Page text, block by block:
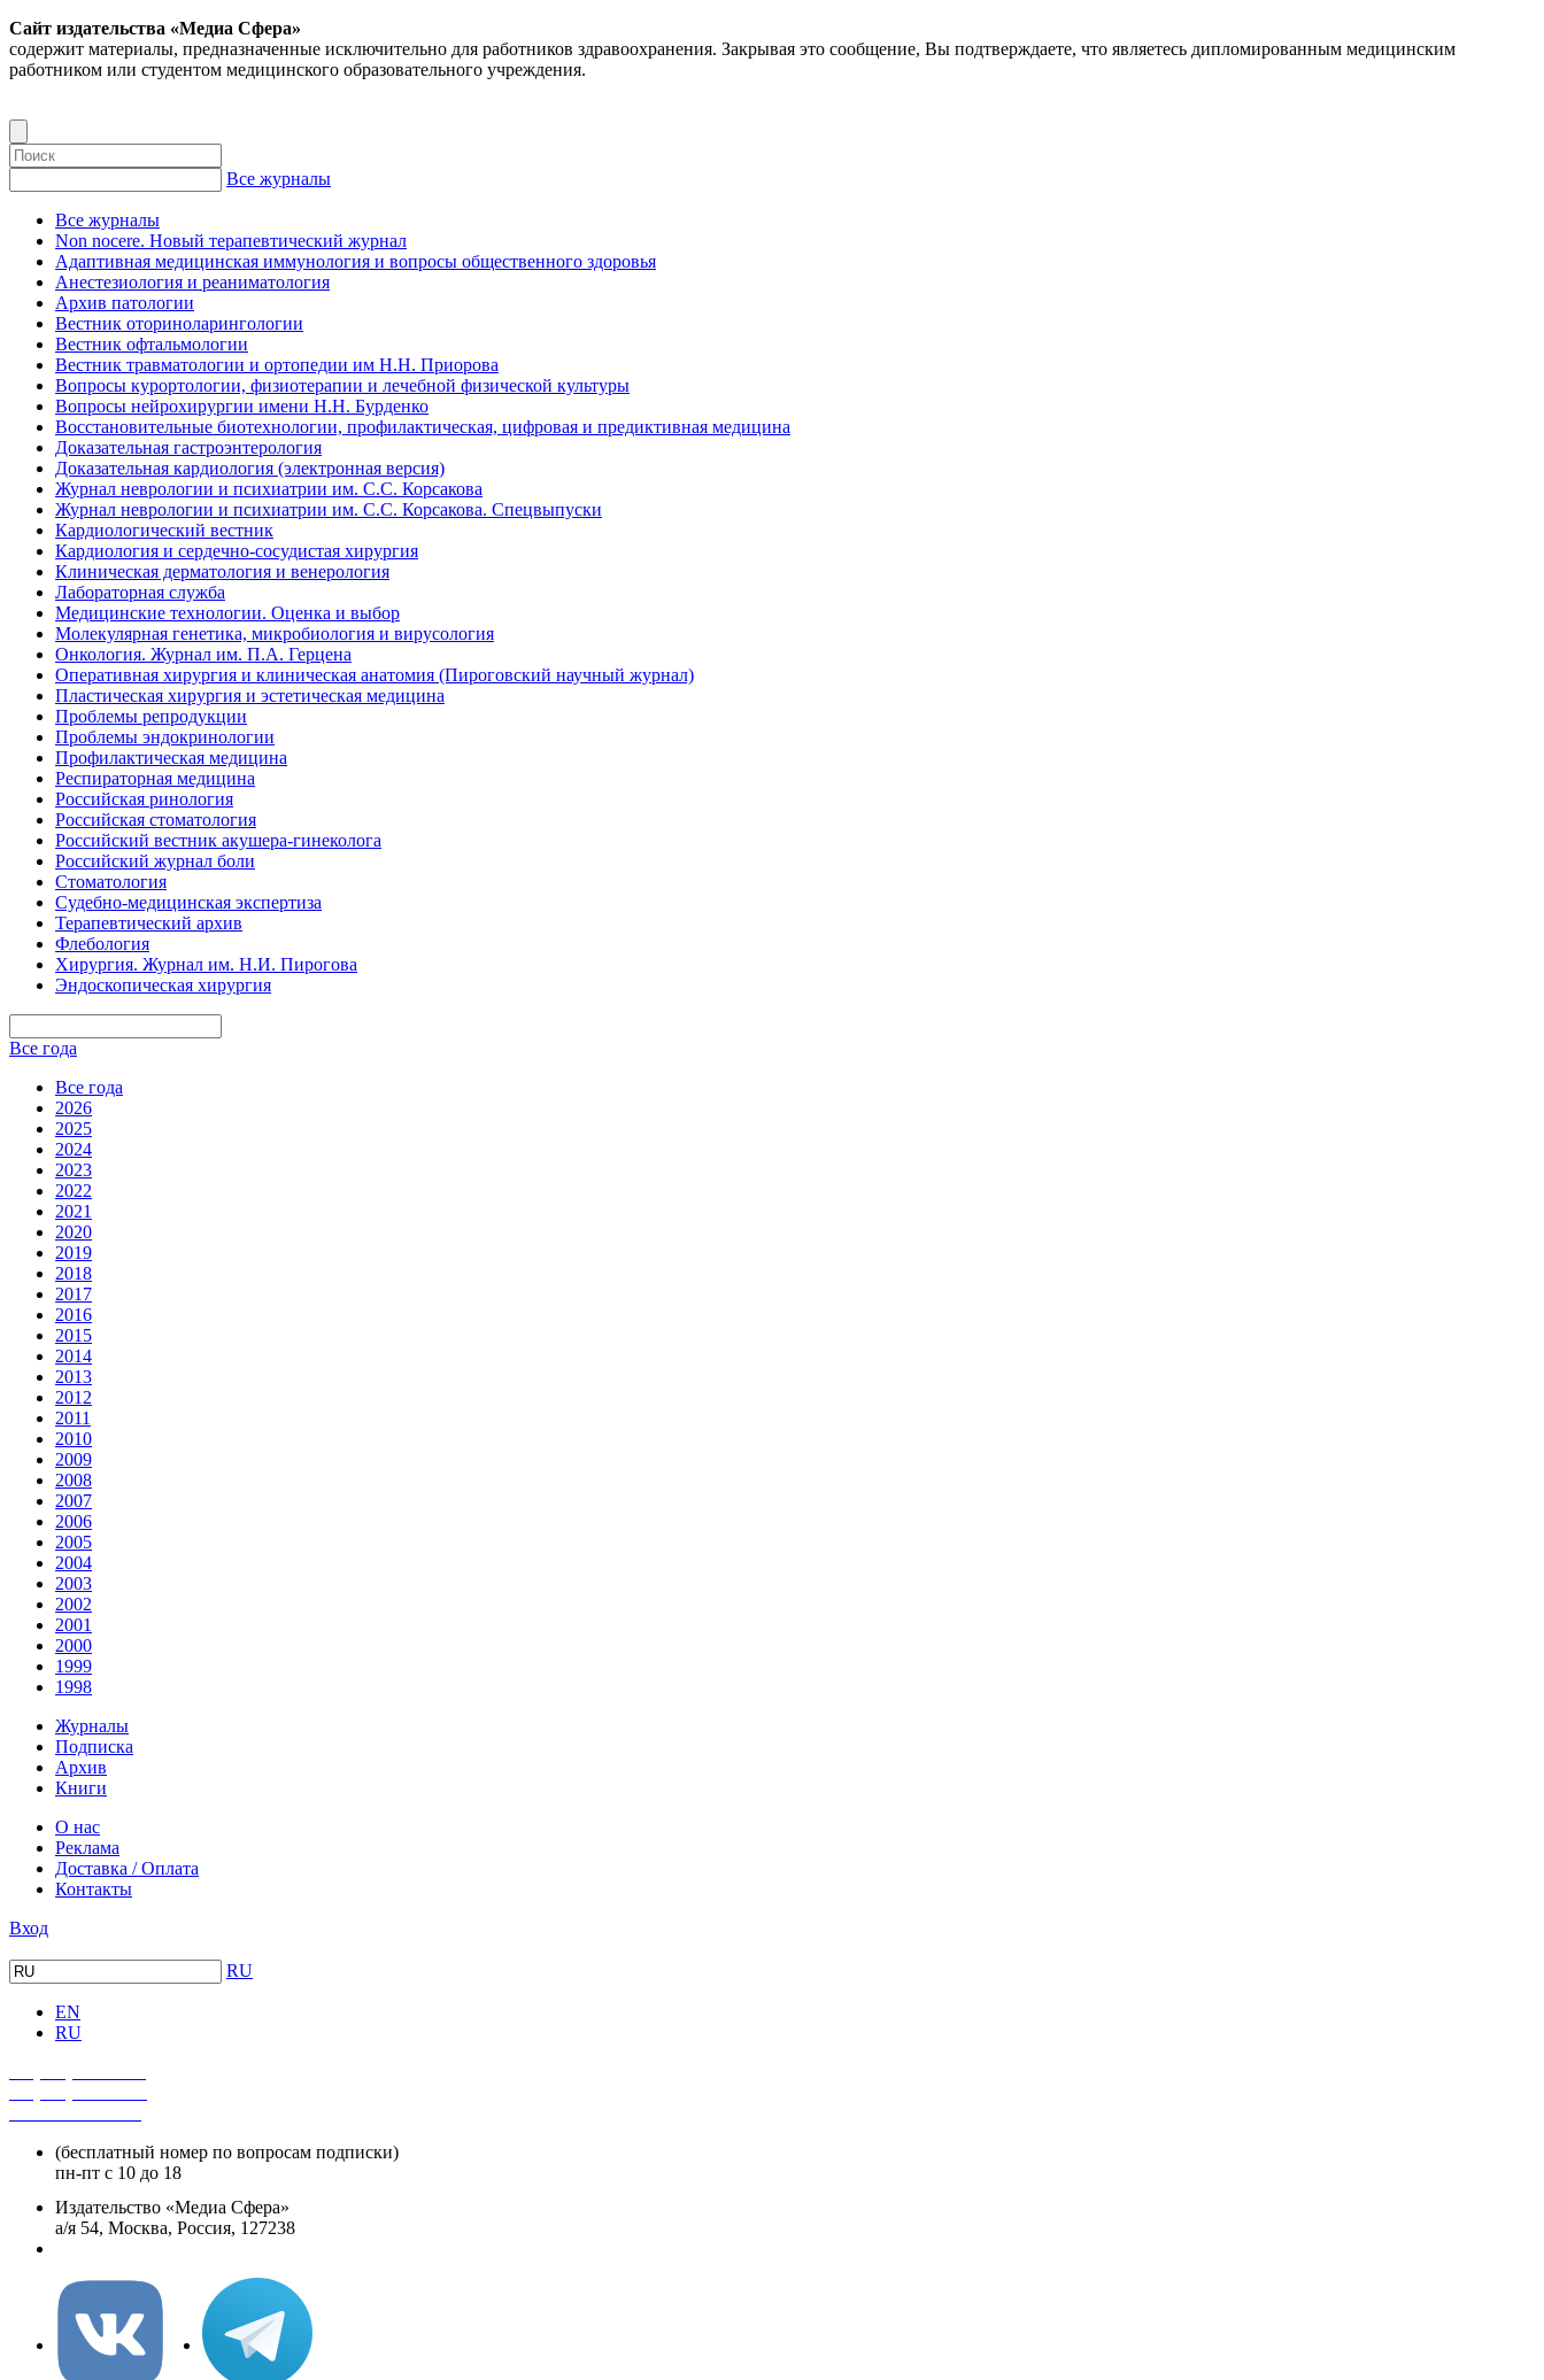
Сайт издательства «Медиа Сфера»
содержит материалы, предназначенные исключительно для работников здравоохранения. Закрывая это сообщение, Вы подтверждаете, что являетесь дипломированным медицинским
работником или студентом медицинского образовательного учреждения.
Все журналы
Все журналы
Non nocere. Новый терапевтический журнал
Адаптивная медицинская иммунология и вопросы общественного здоровья
Анестезиология и реаниматология
Архив патологии
Вестник оториноларингологии
Вестник офтальмологии
Вестник травматологии и ортопедии им Н.Н. Приорова
Вопросы курортологии, физиотерапии и лечебной физической культуры
Вопросы нейрохирургии имени Н.Н. Бурденко
Восстановительные биотехнологии, профилактическая, цифровая и предиктивная медицина
Доказательная гастроэнтерология
Доказательная кардиология (электронная версия)
Журнал неврологии и психиатрии им. С.С. Корсакова
Журнал неврологии и психиатрии им. С.С. Корсакова. Спецвыпуски
Кардиологический вестник
Кардиология и сердечно-сосудистая хирургия
Клиническая дерматология и венерология
Лабораторная служба
Медицинские технологии. Оценка и выбор
Молекулярная генетика, микробиология и вирусология
Онкология. Журнал им. П.А. Герцена
Оперативная хирургия и клиническая анатомия (Пироговский научный журнал)
Пластическая хирургия и эстетическая медицина
Проблемы репродукции
Проблемы эндокринологии
Профилактическая медицина
Респираторная медицина
Российская ринология
Российская стоматология
Российский вестник акушера-гинеколога
Российский журнал боли
Стоматология
Судебно-медицинская экспертиза
Терапевтический архив
Флебология
Хирургия. Журнал им. Н.И. Пирогова
Эндоскопическая хирургия
Все года
Все года
2026
2025
2024
2023
2022
2021
2020
2019
2018
2017
2016
2015
2014
2013
2012
2011
2010
2009
2008
2007
2006
2005
2004
2003
2002
2001
2000
1999
1998
Журналы
Подписка
Архив
Книги
О нас
Реклама
Доставка / Оплата
Контакты
Вход
RU
EN
RU
(бесплатный номер по вопросам подписки)
пн-пт с 10 до 18
Издательство «Медиа Сфера»
а/я 54, Москва, Россия, 127238